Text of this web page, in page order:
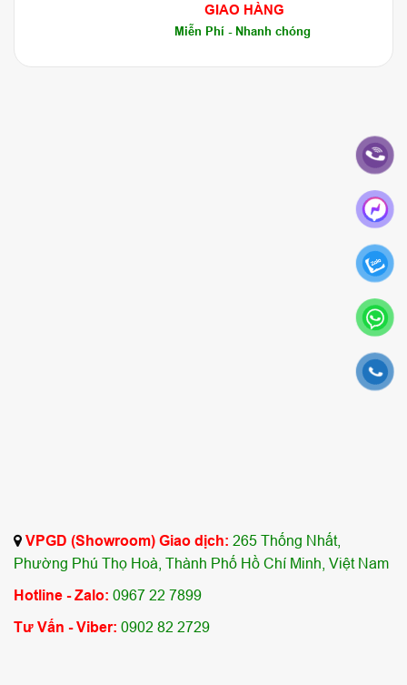
GIAO HÀNG
Miễn Phí - Nhanh chóng
VPGD (Showroom) Giao dịch: 265 Thống Nhất,
Phường Phú Thọ Hoà, Thành Phố Hồ Chí Minh, Việt Nam
Hotline - Zalo: 0967 22 7899
Tư Vấn - Viber: 0902 82 2729